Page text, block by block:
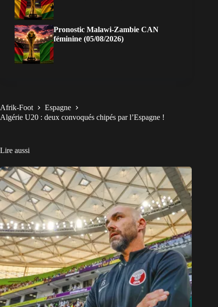
Pronostic Malawi-Zambie CAN
féminine (05/08/2026)
Afrik-Foot
Espagne
Algérie U20 : deux convoqués chipés par l’Espagne !
Lire aussi